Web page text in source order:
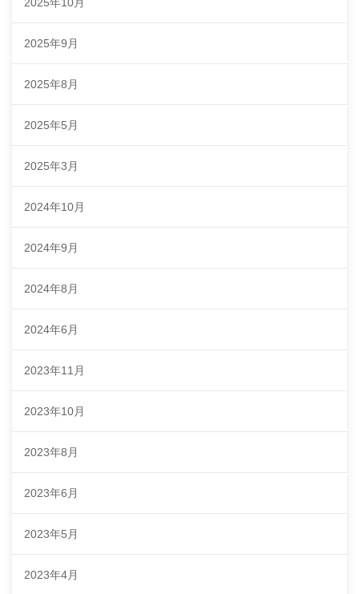
2025年10月
2025年9月
2025年8月
2025年5月
2025年3月
2024年10月
2024年9月
2024年8月
2024年6月
2023年11月
2023年10月
2023年8月
2023年6月
2023年5月
2023年4月